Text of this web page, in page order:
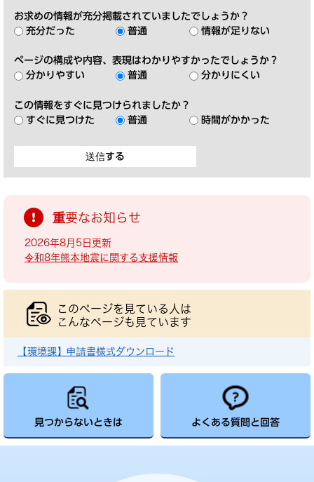
お求めの情報が充分掲載されていましたでしょうか？
充分だった
普通 情報が足りない
ページの構成や内容、表現はわかりやすかったでしょうか？
分かりやすい
普通 分かりにくい
この情報をすぐに見つけられましたか？
すぐに見つけた
普通 時間がかかった
重要なお知らせ
2026年8月5日更新
令和8年熊本地震に関する支援情報
このページを見ている人は
こんなページも見ています
【環境課】申請書様式ダウンロード
見つからないときは よくある質問と回答